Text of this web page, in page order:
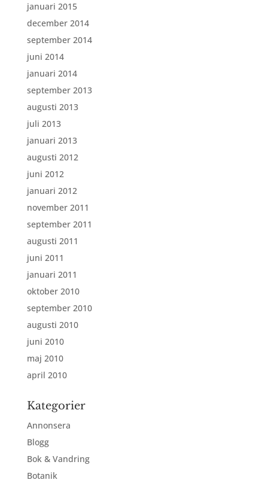
januari 2015
december 2014
september 2014
juni 2014
januari 2014
september 2013
augusti 2013
juli 2013
januari 2013
augusti 2012
juni 2012
januari 2012
november 2011
september 2011
augusti 2011
juni 2011
januari 2011
oktober 2010
september 2010
augusti 2010
juni 2010
maj 2010
april 2010
Kategorier
Annonsera
Blogg
Bok & Vandring
Botanik